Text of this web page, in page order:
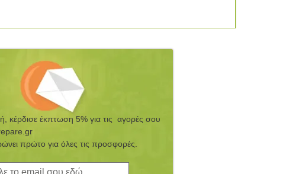
κέρδισε έκπτωση 5% για τις αγορές σου
πρώτο για όλες τις προσφορές.